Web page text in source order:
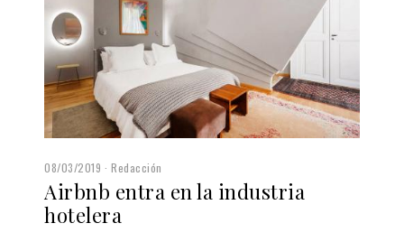
08/03/2019 Redacción
Airbnb entra en la industria
hotelera